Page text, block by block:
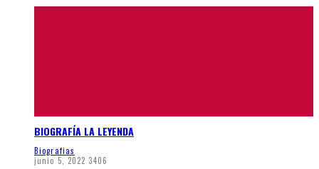
BIOGRAFÍA LA LEYENDA
Biografias
junio 5, 2022 3406